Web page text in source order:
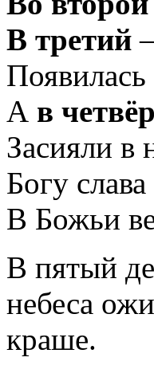
В третий
Появилась
А в
Засияли в
Богу слава
В Божьи
В пятый
небеса
краше.